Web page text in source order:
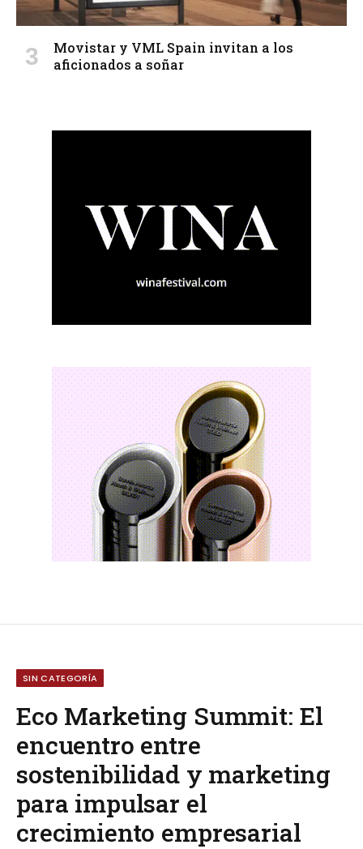
Movistar y VML Spain invitan a los
aficionados a soñar
SIN CATEGORÍA
Eco Marketing Summit: El
encuentro entre
sostenibilidad y marketing
para impulsar el
crecimiento empresarial